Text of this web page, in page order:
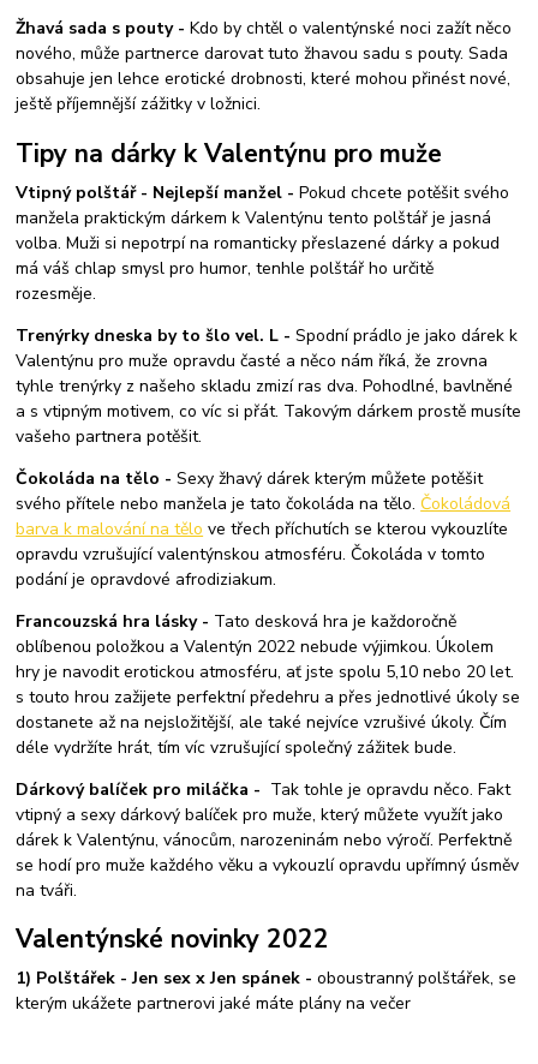
Žhavá sada s pouty -Kdo by chtěl o valentýnské noci zažít něco
nového, může partnerce darovat tuto žhavou sadu s pouty. Sada
obsahuje jen lehce erotické drobnosti, které mohou přinést nové,
ještě příjemnější zážitky v ložnici.
Tipy na dárky k Valentýnu pro muže
Vtipný polštář - Nejlepší manžel - Pokud chcete potěšit svého
manžela praktickým dárkem k Valentýnu tento polštář je jasná
volba. Muži si nepotrpí na romanticky přeslazené dárky a pokud
má váš chlap smysl pro humor, tenhle polštář ho určitě
rozesměje.
Trenýrky dneska by to šlo vel. L - Spodní prádlo je jako dárek k
Valentýnu pro muže opravdu časté a něco nám říká, že zrovna
tyhle trenýrky z našeho skladu zmizí ras dva. Pohodlné, bavlněné
a s vtipným motivem, co víc si přát. Takovým dárkem prostě musíte
vašeho partnera potěšit.
Čokoláda na tělo - Sexy žhavý dárek kterým můžete potěšit
svého přítele nebo manžela je tato čokoláda na tělo. Čokoládová
barva k malování na tělo ve třech příchutích se kterou vykouzlíte
opravdu vzrušující valentýnskou atmosféru. Čokoláda v tomto
podání je opravdové afrodiziakum.
Francouzská hra lásky - Tato desková hra je každoročně
oblíbenou položkou a Valentýn 2022 nebude výjimkou. Úkolem
hry je navodit erotickou atmosféru, ať jste spolu 5,10 nebo 20 let.
s touto hrou zažijete perfektní předehru a přes jednotlivé úkoly se
dostanete až na nejsložitější, ale také nejvíce vzrušivé úkoly. Čím
déle vydržíte hrát, tím víc vzrušující společný zážitek bude.
Dárkový balíček pro miláčka - Tak tohle je opravdu něco. Fakt
vtipný a sexy dárkový balíček pro muže, který můžete využít jako
dárek k Valentýnu, vánocům, narozeninám nebo výročí. Perfektně
se hodí pro muže každého věku a vykouzlí opravdu upřímný úsměv
na tváři.
Valentýnské novinky 2022
1) Polštářek - Jen sex x Jen spánek -oboustranný polštářek, se
kterým ukážete partnerovi jaké máte plány na večer